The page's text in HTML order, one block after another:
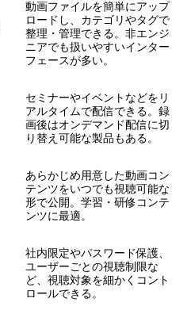
動画ファイルを簡単にアップ
ロードし、カテゴリやタグで
整理・管理できる。非エンジ
ニアでも扱いやすいインター
フェースが多い。
セミナーやイベントなどをリ
アルタイムで配信できる。録
画後はオンデマンド配信に切
り替え可能な製品もある。
あらかじめ用意した動画コン
テンツをいつでも視聴可能な
形で公開。学習・研修コンテ
ンツに最適。
社内限定やパスワード保護、
ユーザーごとの視聴制限な
ど、視聴対象を細かくコント
ロールできる。